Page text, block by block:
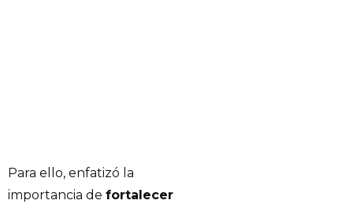
Para ello, enfatizó la
importancia de fortalecer